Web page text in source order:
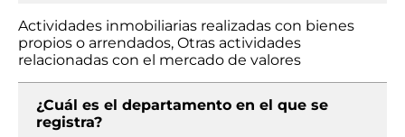
Actividades inmobiliarias realizadas con bienes
propios o arrendados, Otras actividades
relacionadas con el mercado de valores
¿Cuál es el departamento en el que se
registra?